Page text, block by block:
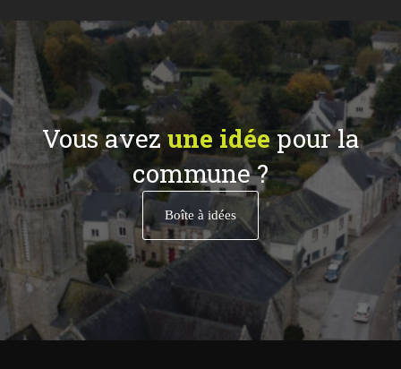
Vous avezune idéepour la
commune ?
Boîte à idées